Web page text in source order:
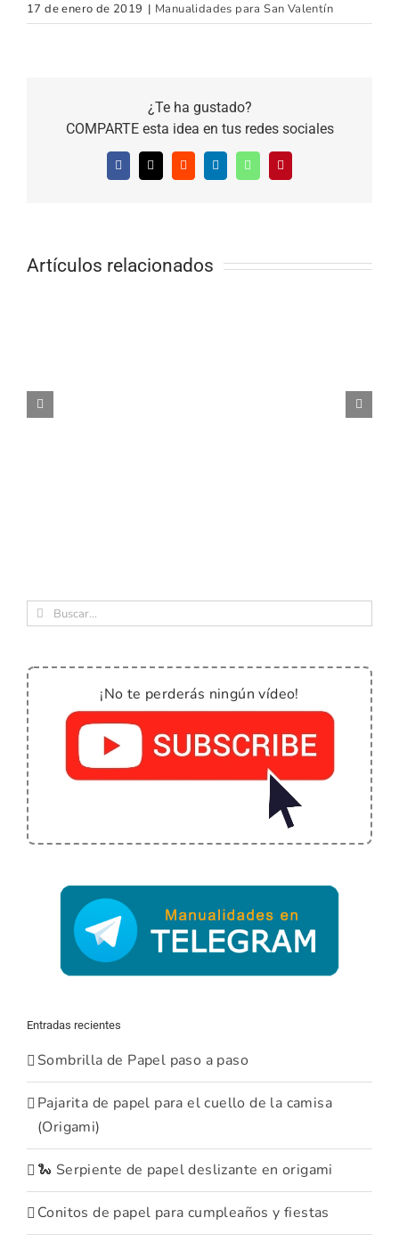
17 de enero de 2019 | Manualidades para San Valentín
¿Te ha gustado?
COMPARTE esta idea en tus redes sociales
Facebook
X RedditLinkedInWhatsAppPinterest
Artículos relacionados
Buscar:
¡No te perderás ningún vídeo!
Entradas recientes
Sombrilla de Papel paso a paso
Pajarita de papel para el cuello de la camisa
(Origami)
🐍 Serpiente de papel deslizante en origami
Conitos de papel para cumpleaños y fiestas